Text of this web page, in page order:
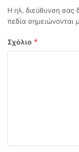
Η ηλ. διεύθυνση σας
πεδία σημειώνονται
Σχόλιο *